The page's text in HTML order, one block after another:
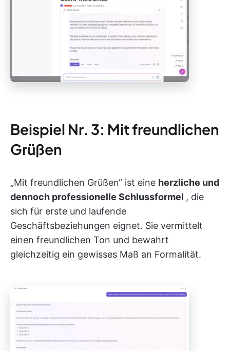
Beispiel Nr. 3: Mit freundlichen
Grüßen
„Mit freundlichen Grüßen“ ist eine herzliche und
dennoch professionelle Schlussformel , die
sich für erste und laufende
Geschäftsbeziehungen eignet. Sie vermittelt
einen freundlichen Ton und bewahrt
gleichzeitig ein gewisses Maß an Formalität.